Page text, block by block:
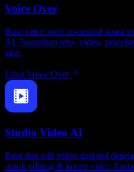
Voice Over
Buat voice over se-natural suara
AI. Narasikan teks, video,
saja.
Lihat Voice Over
Studio Video AI
Buat dan edit video dari nol
untuk editing & kreasi video